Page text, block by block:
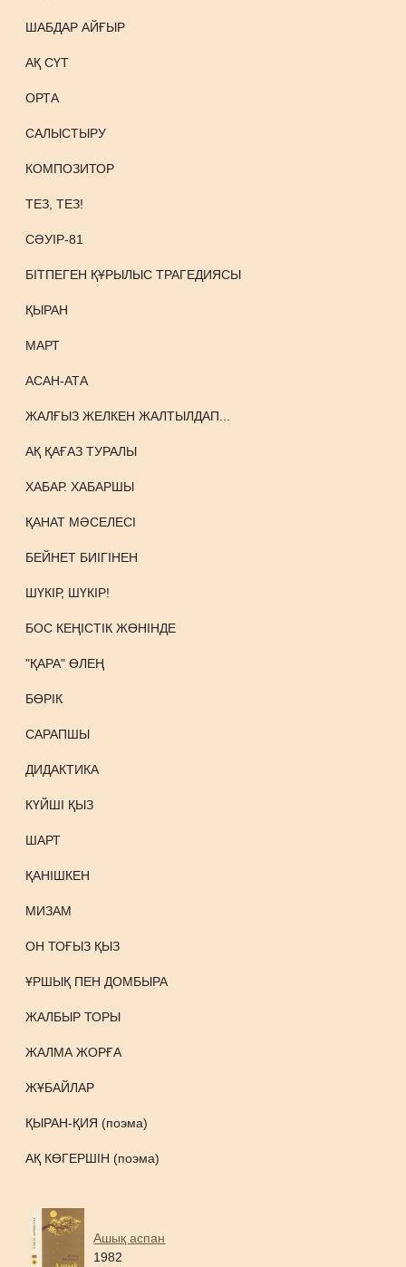
ШАБДАР АЙҒЫР
АҚ СҮТ
ОРТА
САЛЫСТЫРУ
КОМПОЗИТОР
ТЕЗ, ТЕЗ!
СӘУІР-81
БІТПЕГЕН ҚҰРЫЛЫС ТРАГЕДИЯСЫ
ҚЫРАН
МАРТ
АСАН-АТА
ЖАЛҒЫЗ ЖЕЛКЕН ЖАЛТЫЛДАП...
АҚ ҚАҒАЗ ТУРАЛЫ
ХАБАР. ХАБАРШЫ
ҚАНАТ МӘСЕЛЕСІ
БЕЙНЕТ БИІГІНЕН
ШҮКІР, ШҮКІР!
БОС КЕҢІСТІК ЖӨНІНДЕ
"ҚАРА" ӨЛЕҢ
БӨРІК
САРАПШЫ
ДИДАКТИКА
КҮЙШІ ҚЫЗ
ШАРТ
ҚАНІШКЕН
МИЗАМ
ОН ТОҒЫЗ ҚЫЗ
ҰРШЫҚ ПЕН ДОМБЫРА
ЖАЛБЫР ТОРЫ
ЖАЛМА ЖОРҒА
ЖҰБАЙЛАР
ҚЫРАН-ҚИЯ (поэма)
АҚ КӨГЕРШІН (поэма)
Ашық аспан
1982